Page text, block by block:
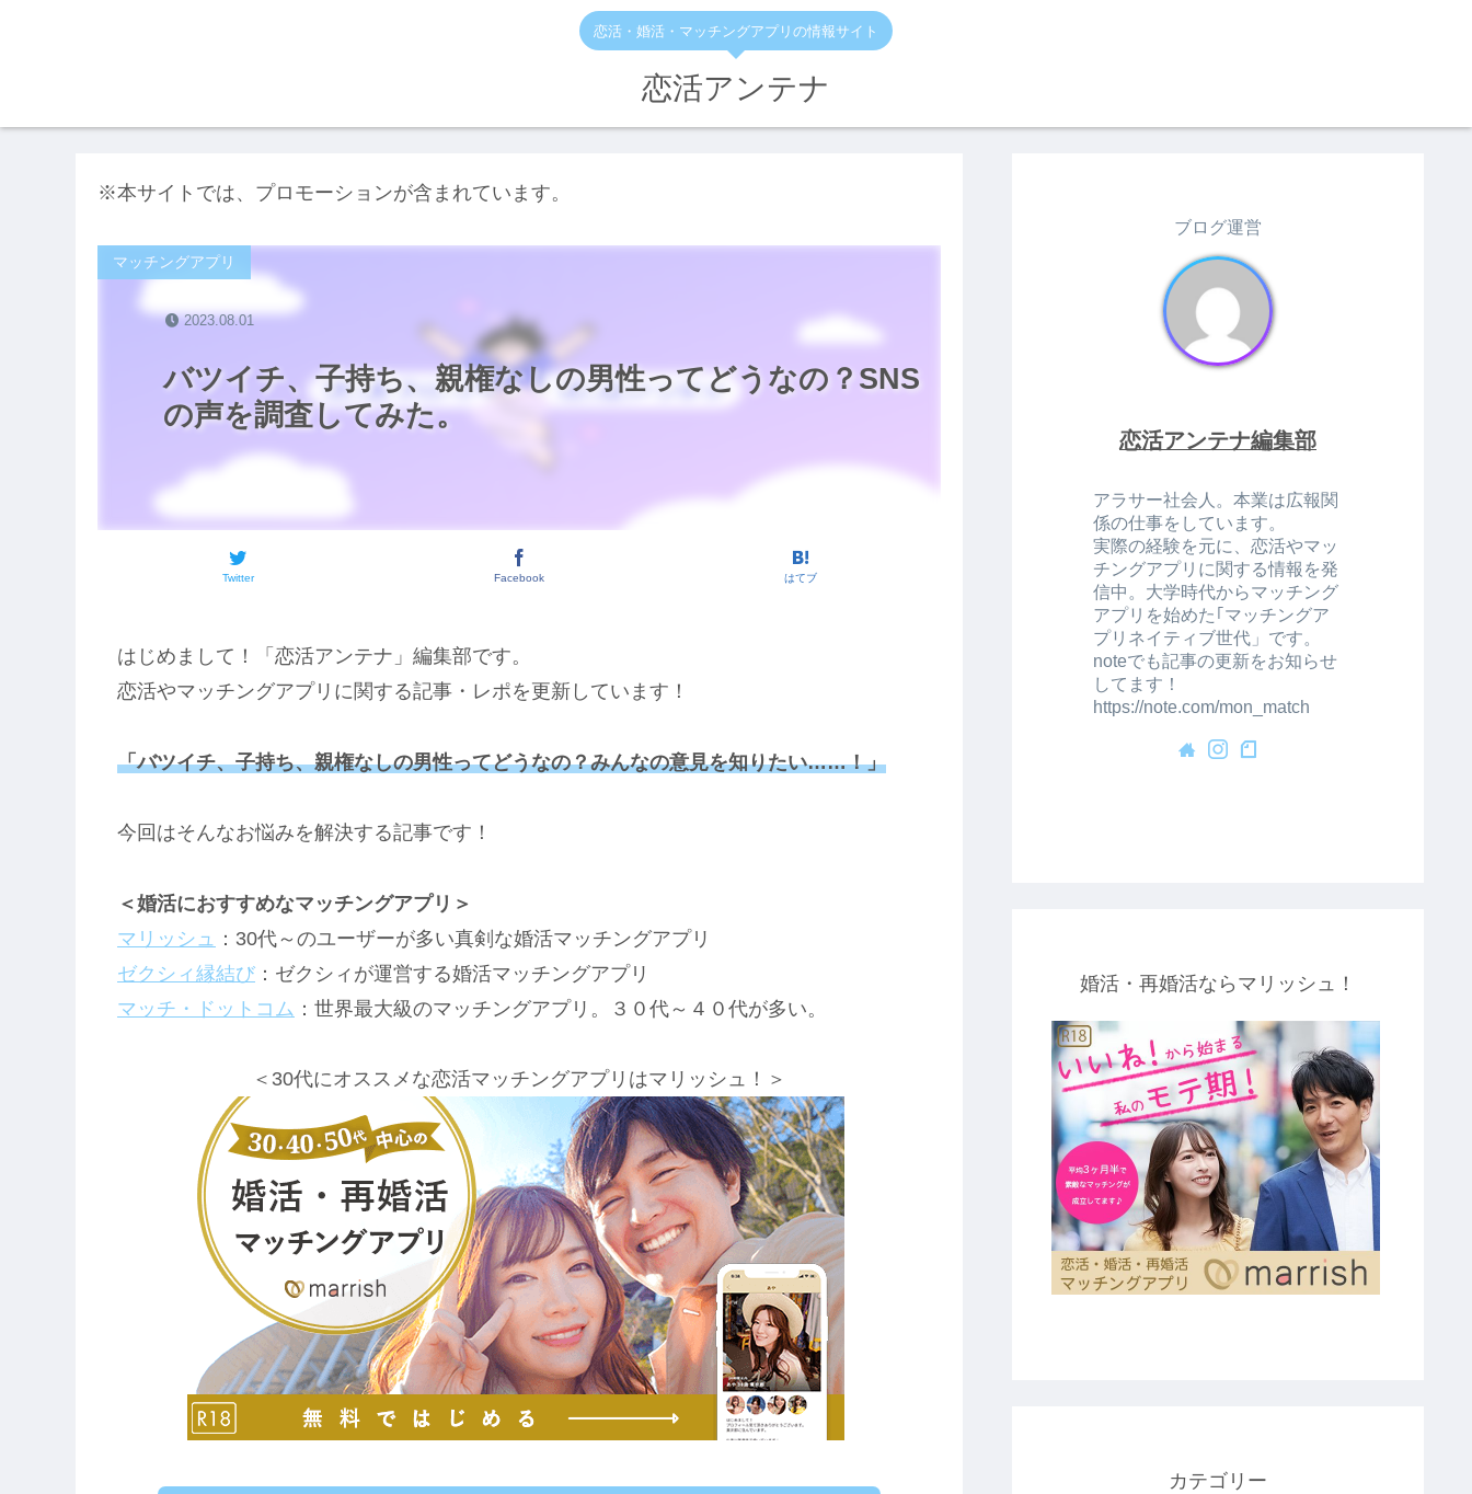
恋活・婚活・マッチングアプリの情報サイト
恋活アンテナ
※本サイトでは、プロモーションが含まれています。
バツイチ、子持ち、親権なしの男性ってどうなの？SNS
の声を調査してみた。
マッチングアプリ
Twitter Facebook はてブ
2023.08.01
はじめまして！「恋活アンテナ」編集部です。
恋活やマッチングアプリに関する記事・レポを更新しています！
「バツイチ、子持ち、親権なしの男性ってどうなの？みんなの意見を知りたい……！」
今回はそんなお悩みを解決する記事です！
＜婚活におすすめなマッチングアプリ＞
マリッシュ
：30代～のユーザーが多い真剣な婚活マッチングアプリ
ゼクシィ縁結び ：ゼクシィが運営する婚活マッチングアプリ
マッチ・ドットコム ：世界最大級のマッチングアプリ。３０代～４０代が多い。
＜30代にオススメな恋活マッチングアプリはマリッシュ！＞
ブログ運営
恋活アンテナ編集部
アラサー社会人。本業は広報関
係の仕事をしています。
実際の経験を元に、恋活やマッ
チングアプリに関する情報を発
信中。大学時代からマッチング
アプリを始めた｢マッチングア
プリネイティブ世代」です。
noteでも記事の更新をお知らせ
してます！
https://note.com/mon_match
婚活・再婚活ならマリッシュ！
カテゴリー